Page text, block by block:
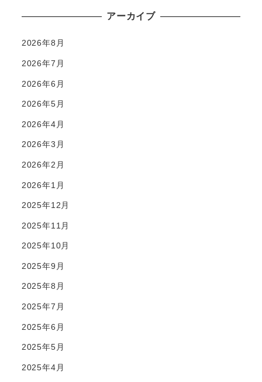
アーカイブ
2026年8月
2026年7月
2026年6月
2026年5月
2026年4月
2026年3月
2026年2月
2026年1月
2025年12月
2025年11月
2025年10月
2025年9月
2025年8月
2025年7月
2025年6月
2025年5月
2025年4月